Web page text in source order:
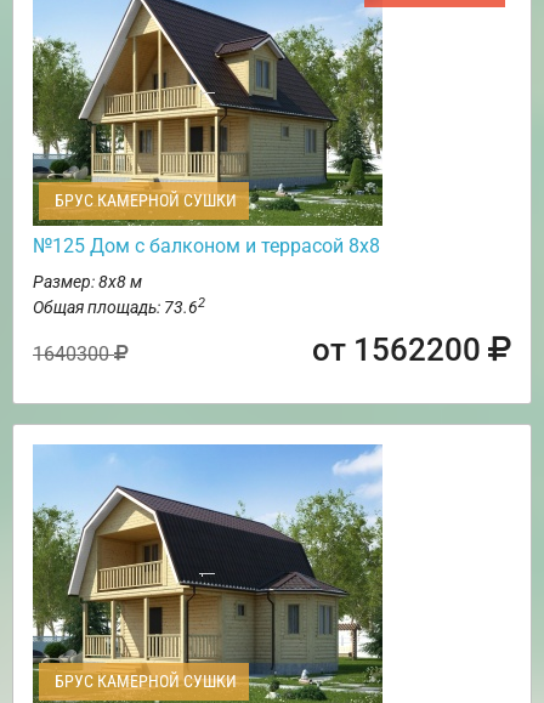
БРУС КАМЕРНОЙ СУШКИ
№125 Дом с балконом и террасой 8х8
Размер: 8х8 м
Общая площадь: 73.62
1640300 от 1562200
БРУС КАМЕРНОЙ СУШКИ